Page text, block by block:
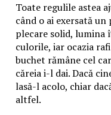
Toate regulile astea
când o ai exersată
plecare solid, lumina
culorile, iar ocazia
buchet rămâne cel
căreia i-l dai. Dacă
lasă-l acolo, chiar
altfel.